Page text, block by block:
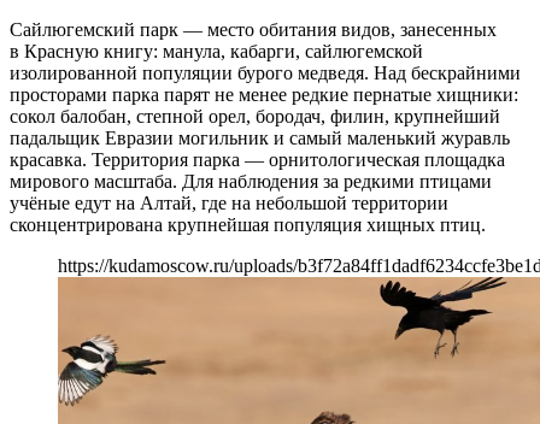
Сайлюгемский парк — место обитания видов, занесенных
в Красную книгу: манула, кабарги, сайлюгемской
изолированной популяции бурого медведя. Над бескрайними
просторами парка парят не менее редкие пернатые хищники:
сокол балобан, степной орел, бородач, филин, крупнейший
падальщик Евразии могильник и самый маленький журавль
красавка. Территория парка — орнитологическая площадка
мирового масштаба. Для наблюдения за редкими птицами
учёные едут на Алтай, где на небольшой территории
сконцентрирована крупнейшая популяция хищных птиц.
https://kudamoscow.ru/uploads/